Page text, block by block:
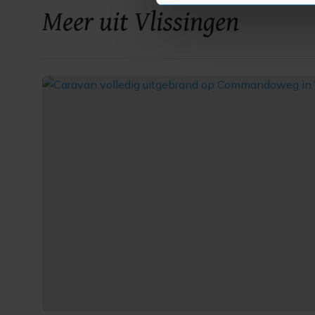
Met cookies werkt onze
ons cookiebeleid bekijken
Meer uit Vlissingen